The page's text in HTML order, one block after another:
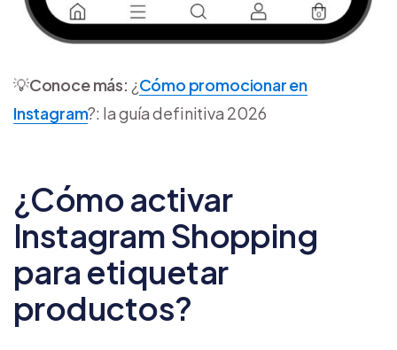
💡Conoce más: ¿Cómo promocionar en
Instagram?: la guía definitiva 2026
¿Cómo activar
Instagram Shopping
para etiquetar
productos?